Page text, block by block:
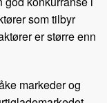
som tilbyr
er større enn
markeder og